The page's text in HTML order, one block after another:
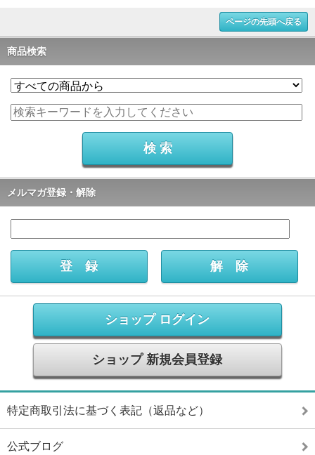
ページの先頭へ戻る
商品検索
メルマガ登録・解除
ショップ ログイン
ショップ 新規会員登録
特定商取引法に基づく表記（返品など）
公式ブログ